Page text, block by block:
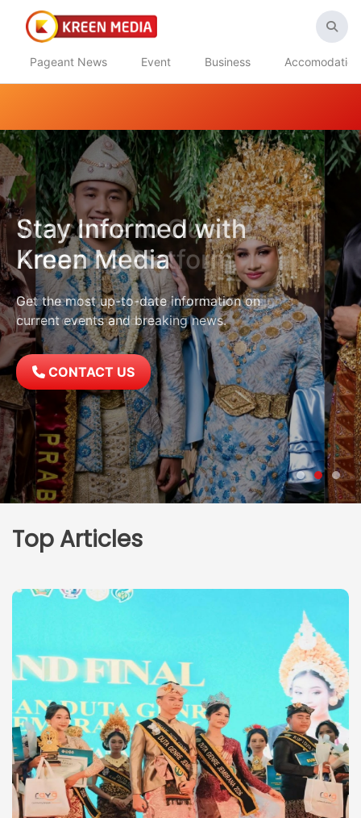
Pageant News Event Business
Stay Informed with
Kreen Media
Get the most up-to-date information on
current events and breaking news.
CONTACT US
Top Articles